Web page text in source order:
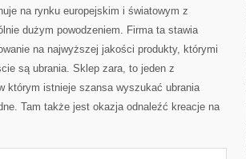
na rynku europejskim i światowym z
dużym powodzeniem. Firma ta stawia
na najwyższej jakości produkty, którymi
są ubrania. Sklep zara, to jeden z
którym istnieje szansa wyszukać ubrania
Tam także jest okazja odnaleźć kreacje na